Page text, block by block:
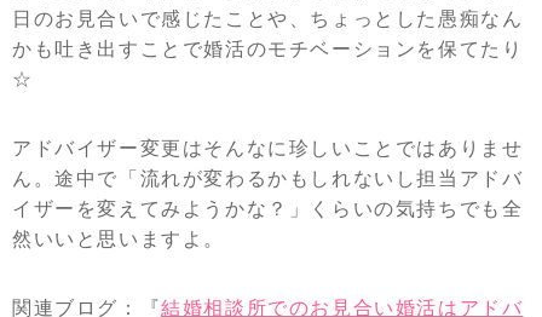
日のお見合いで感じたことや、ちょっとした愚痴なん
かも吐き出すことで婚活のモチベーションを保てたり
☆
アドバイザー変更はそんなに珍しいことではありませ
ん。途中で「流れが変わるかもしれないし担当アドバ
イザーを変えてみようかな？」くらいの気持ちでも全
然いいと思いますよ。
関連ブログ：『結婚相談所でのお見合い婚活はアドバ